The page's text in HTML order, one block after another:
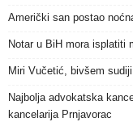
Američki san postao
Notar u BiH mora isplatiti
Miri Vučetić, bivšem
Najbolja advokatska
kancelarija Prnjavorac